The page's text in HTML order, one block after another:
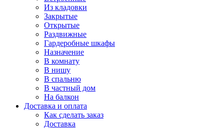
Из кладовки
Закрытые
Открытые
Раздвижные
Гардеробные шкафы
Назначение
В комнату
В нишу
В спальню
В частный дом
На балкон
Доставка и оплата
Как сделать заказ
Доставка